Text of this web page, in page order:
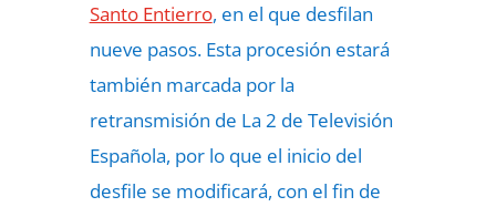
Santo Entierro, en el que desfilan
nueve pasos. Esta procesión estará
también marcada por la
retransmisión de La 2 de Televisión
Española, por lo que el inicio del
desfile se modificará, con el fin de